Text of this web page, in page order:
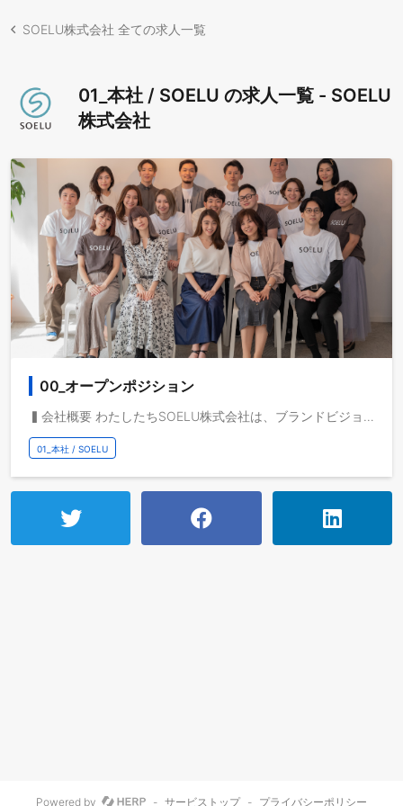
SOELU株式会社 全ての求人一覧
01_本社 / SOELU の求人一覧 - SOELU
株式会社
00_オープンポジション
▍会社概要 わたしたちSOELU株式会社は、ブランドビジョンに掲げる「つづく健康を、あたりまえに」という未来の実現に向けて、フィットネス産業のDXに挑戦し続けています。 「オンラインでフィットネスなんて無理」「フィットネススタジオはもう飽和している」 そんな常識に挑みながら、私たちはミッションである「暮らしを一新するプロダクトを、次々と創る。」を体現し、テクノロジーとリアルを融合させた新しいウェルネス体験を世の中に提供してきました。 プロダクトとして展開しているのは、自宅でプロのインストラクターによるレッスンを受けられる「オンラインSOELU」と、フランチャイズ形式で全国に拡大中の「スタジオSOELU」。オンラインとオフラインの垣根を超え、誰もが日常の中で無理なく続けられるフィットネスの形を追求しています。 そのチャレンジの結果、スタジオSOELUはわずか13ヶ月で124加盟という、女性向けフィットネスFC業界では異例のスピードで成長を遂げました。 私たちが見据えるのは、「健康」が一部の意識が高い人だけのものではなく、すべての人の“暮らしの一部”になる社会の実現です。運動やウェルネスが「特別なイベント」や「一時的なブーム」ではなく、日々自然に根づいていく――そんな未来を信じて、これからもSOELUは「暮らしを一新するプロダクト」を生み出し続けます。 ▍求人概要 SOELU株式会社では、さらなるスケールアップと株式公開（IPO）を見据え、成長期の組織を牽引するオープンポジション採用を行っています。 具体的には、以下のようなポジションを想定しています ・FC（フランチャイズ）展開に強みを持つCOO・事業責任者クラス ・デジタルマーケティング戦略の立案・実行に長けたマネジャー ・組織文化や人事制度の企画・運用に携わる人事企画メンバー ・SOELUアプリや社内システムの開発・改善を担うエンジニア といった「こんな人がいれば成長が加速する」「将来必要になるはずの人材」を見据えた採用です。 ポジションは、ご経験やキャリア志向を踏まえ、面接を通じてすり合わせのうえ最適化していきます。
01_本社 / SOELU
Powered by - サービストップ - プライバシーポリシー